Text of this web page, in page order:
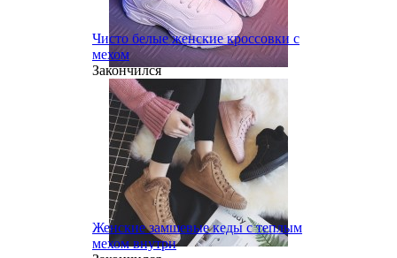
Чисто белые женские кроссовки с
мехом
Закончился
Женские замшевые кеды с теплым
мехом внутри